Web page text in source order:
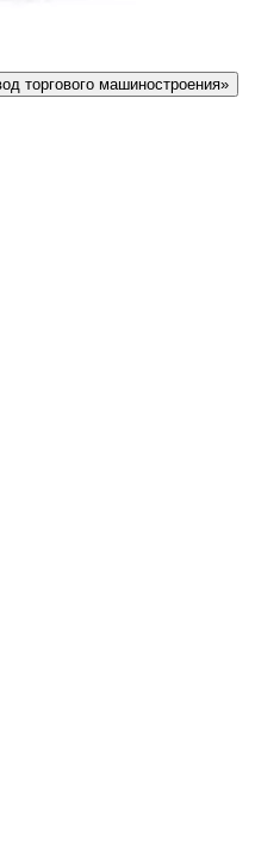
торгового машиностроения»